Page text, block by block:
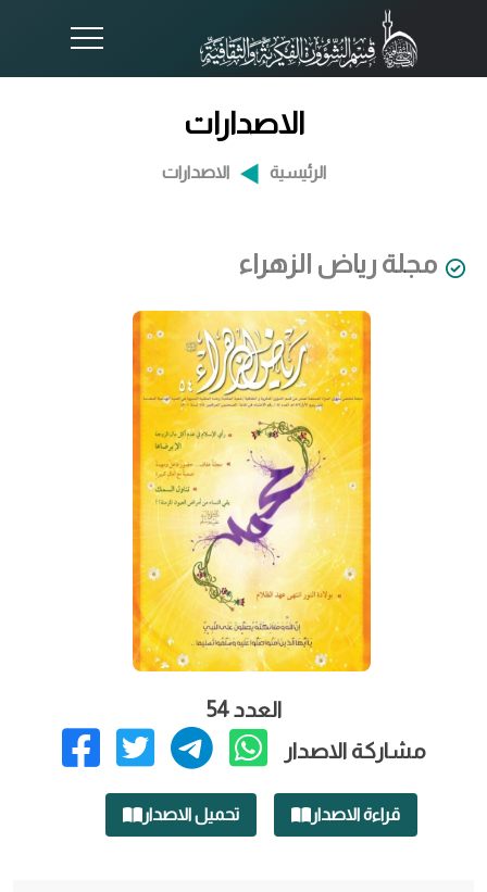
الاصدارات
الرئيسية الاصدارات
مجلة رياض الزهراء
العدد 54
مشاركة الاصدار
قراءة الاصدار تحميل الاصدار